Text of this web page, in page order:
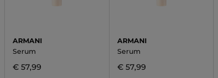
ARMANI
Serum
€ 57,99
ARMANI
Serum
€ 57,99